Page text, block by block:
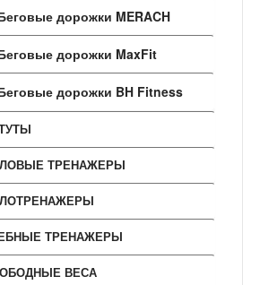
дорожки MERACH
дорожки MaxFit
дорожки BH Fitness
ТРЕНАЖЕРЫ
ТРЕНАЖЕРЫ
ВЕСА